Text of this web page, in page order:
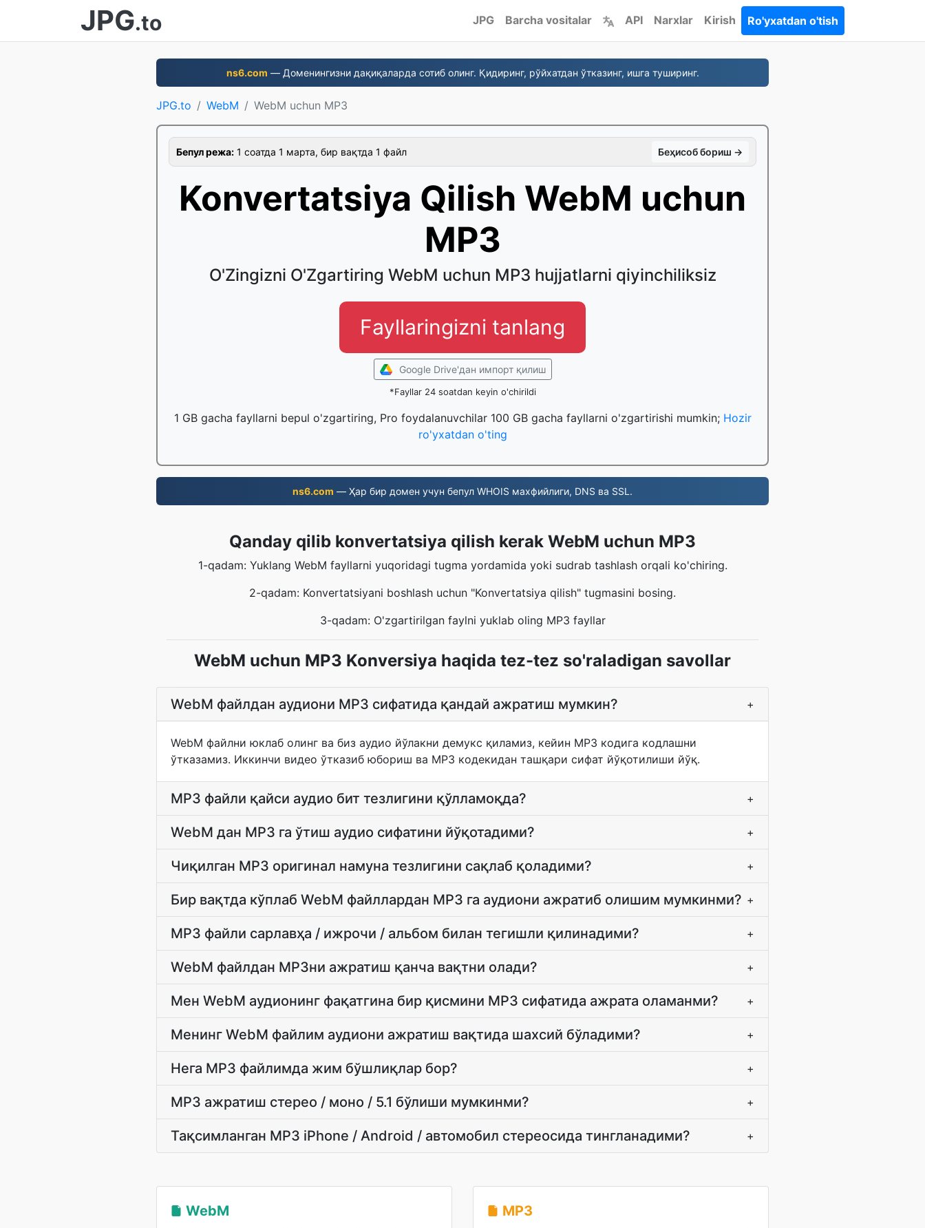
JPG.to JPG Barcha vositalar API Narxlar Kirish Ro'yxatdan o'tish
ns6.com — Доменингизни дақиқаларда сотиб олинг. Қидиринг, рўйхатдан ўтказинг, ишга туширинг.
JPG.to WebM WebM uchun MP3
Бепул режа: 1 соатда 1 марта, бир вақтда 1 файл Беҳисоб бориш →
Konvertatsiya Qilish WebM uchun
MP3
O'Zingizni O'Zgartiring WebM uchun MP3 hujjatlarni qiyinchiliksiz
Fayllaringizni tanlang
Google Drive'дан импорт қилиш
*Fayllar 24 soatdan keyin o'chirildi
1 GB gacha fayllarni bepul o'zgartiring, Pro foydalanuvchilar 100 GB gacha fayllarni o'zgartirishi mumkin; Hozir
ro'yxatdan o'ting
ns6.com — Ҳар бир домен учун бепул WHOIS махфийлиги, DNS ва SSL.
Qanday qilib konvertatsiya qilish kerak WebM uchun MP3
1-qadam: Yuklang WebM fayllarni yuqoridagi tugma yordamida yoki sudrab tashlash orqali ko'chiring.
2-qadam: Konvertatsiyani boshlash uchun "Konvertatsiya qilish" tugmasini bosing.
3-qadam: O'zgartirilgan faylni yuklab oling MP3 fayllar
WebM uchun MP3 Konversiya haqida tez-tez so'raladigan savollar
WebM файлдан аудиони MP3 сифатида қандай ажратиш мумкин? +
WebM файлни юклаб олинг ва биз аудио йўлакни демукс қиламиз, кейин MP3 кодига кодлашни
ўтказамиз. Иккинчи видео ўтказиб юбориш ва MP3 кодекидан ташқари сифат йўқотилиши йўқ.
MP3 файли қайси аудио бит тезлигини қўлламоқда? +
WebM дан MP3 га ўтиш аудио сифатини йўқотадими? +
Чиқилган MP3 оригинал намуна тезлигини сақлаб қоладими? +
Бир вақтда кўплаб WebM файллардан MP3 га аудиони ажратиб олишим мумкинми? +
MP3 файли сарлавҳа / ижрочи / альбом билан тегишли қилинадими? +
WebM файлдан MP3ни ажратиш қанча вақтни олади? +
Мен WebM аудионинг фақатгина бир қисмини MP3 сифатида ажрата оламанми? +
Менинг WebM файлим аудиони ажратиш вақтида шахсий бўладими? +
Нега MP3 файлимда жим бўшлиқлар бор? +
MP3 ажратиш стерео / моно / 5.1 бўлиши мумкинми? +
Тақсимланган MP3 iPhone / Android / автомобил стереосида тингланадими? +
WebM MP3